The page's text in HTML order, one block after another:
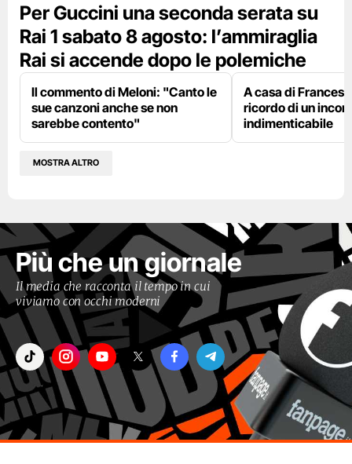
Per Guccini una seconda serata su
Rai 1 sabato 8 agosto: l’ammiraglia
Rai si accende dopo le polemiche
Il commento di Meloni: "Canto le
sue canzoni anche se non
sarebbe contento"
A casa di
ricordo di un
indimenticabile
MOSTRA ALTRO
Più che un giornale
Il media che racconta il tempo in cui
viviamo con occhi moderni